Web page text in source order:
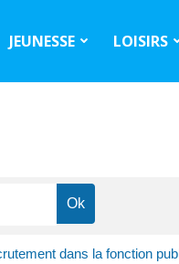
JEUNESSE LOISIRS
dans la fonction